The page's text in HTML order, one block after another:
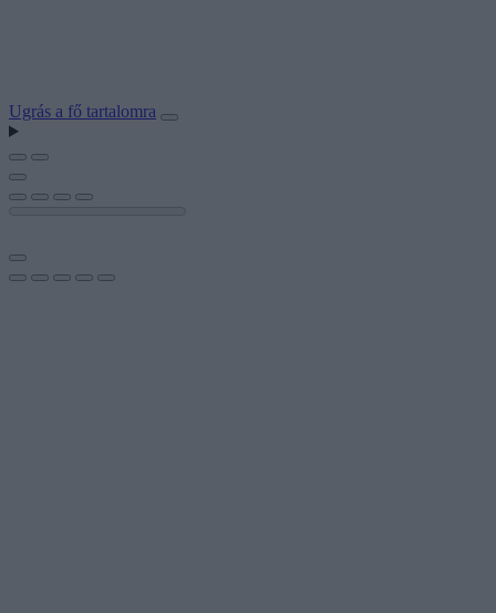
Ugrás a fő tartalomra